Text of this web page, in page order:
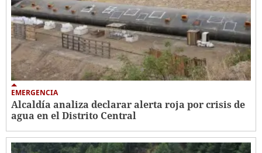
EMERGENCIA
Alcaldía analiza declarar alerta roja por crisis de
agua en el Distrito Central